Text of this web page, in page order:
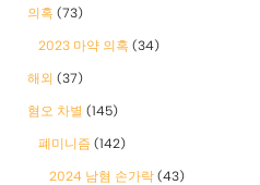
의혹 (73)
2023 마약 의혹 (34)
해외 (37)
혐오 차별 (145)
폐미니즘 (142)
2024 남혐 손가락 (43)